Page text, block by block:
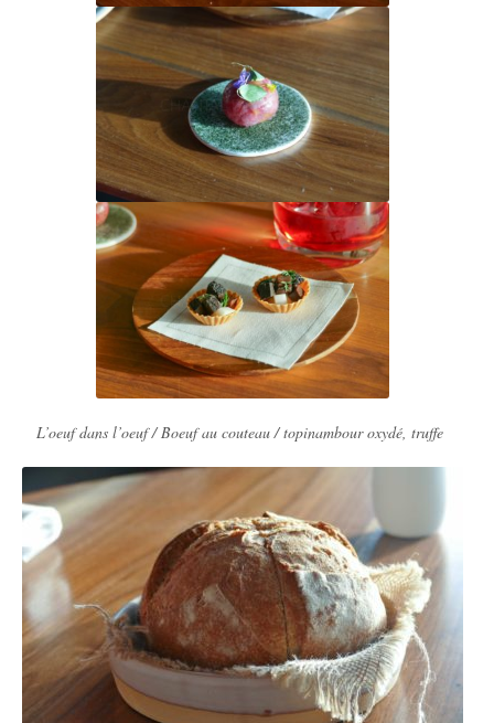
L’oeuf dans l’oeuf / Boeuf au couteau / topinambour oxydé, truffe